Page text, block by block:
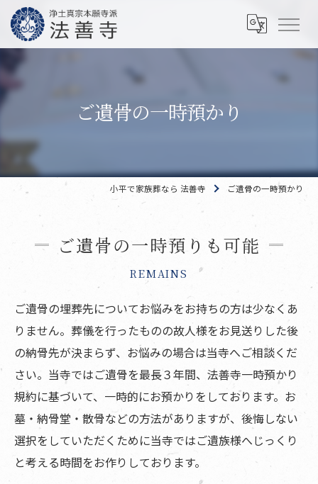
ご遺骨の一時預かり
小平で家族葬なら 法善寺 ご遺骨の一時預かり
ご遺骨の一時預りも可能
REMAINS
ご遺骨の埋葬先についてお悩みをお持ちの方は少なくあ
りません。葬儀を行ったものの故人様をお見送りした後
の納骨先が決まらず、お悩みの場合は当寺へご相談くだ
さい。当寺ではご遺骨を最長３年間、法善寺一時預かり
規約に基づいて、一時的にお預かりをしております。お
墓・納骨堂・散骨などの方法がありますが、後悔しない
選択をしていただくために当寺ではご遺族様へじっくり
と考える時間をお作りしております。